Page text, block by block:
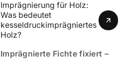
Imprägnierung für Holz:
Was bedeutet
kesseldruckimprägniertes
Holz?
Imprägnierte Fichte fixiert –